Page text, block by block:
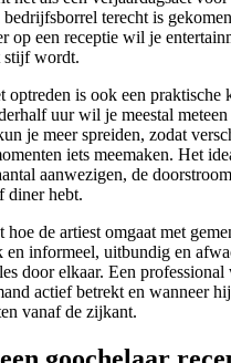
terecht is
op een receptie wil je
stijf wordt.
optreden is ook een praktische
uur wil je meestal
je meer spreiden, zodat
iets meemaken. Het
aanwezigen, de
diner hebt.
hoe de artiest omgaat met
en informeel, uitbundig en
door elkaar. Een professional
actief betrekt en wanneer
vanaf de zijkant.